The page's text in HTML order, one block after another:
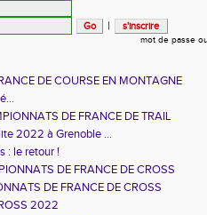
|
mot de passe
DE COURSE EN MONTAGNE
DE FRANCE DE TRAIL
2022 à Grenoble ...
: le retour !
DE FRANCE DE CROSS
DE FRANCE DE CROSS
2022